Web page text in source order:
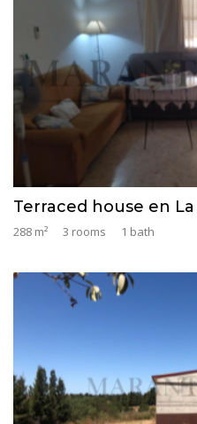
Terraced house en
288 m² 3 rooms 1 bath